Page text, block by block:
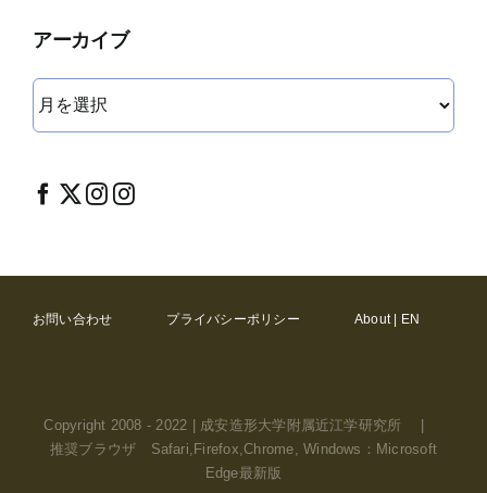
アーカイブ
イ
ブ
お問い合わせ プライバシーポリシー About | EN
Copyright 2008 - 2022 | 成安造形大学附属近江学研究所 |
推奨ブラウザ Safari,Firefox,Chrome, Windows：Microsoft
Edge最新版